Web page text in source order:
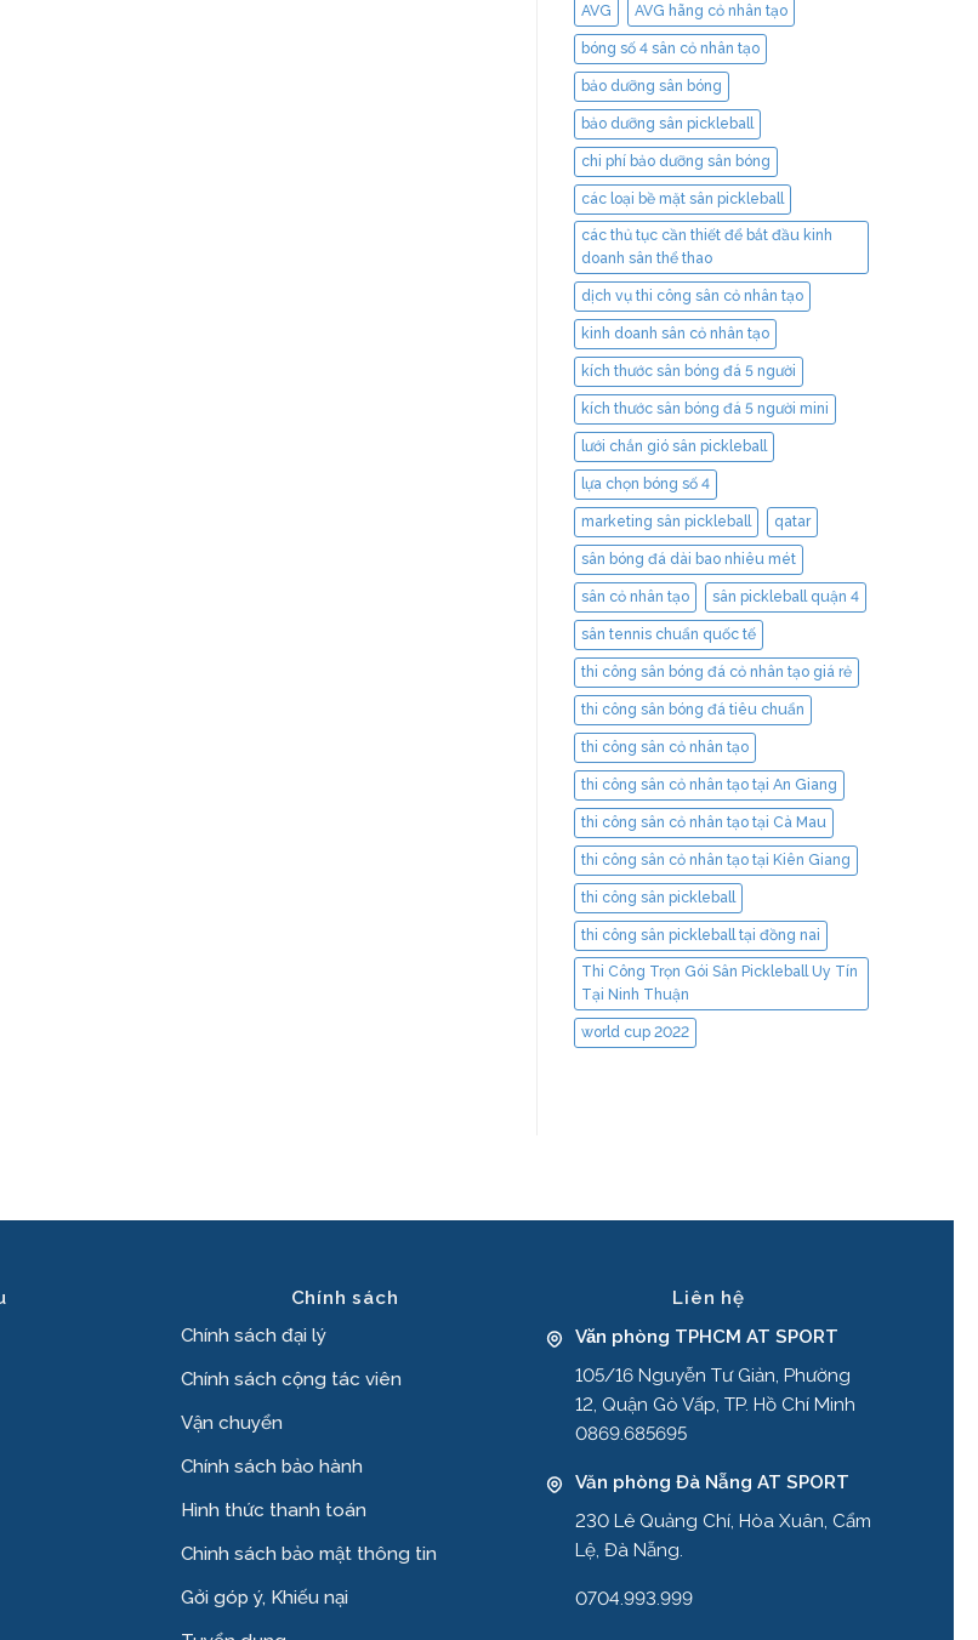
AVG AVG hãng cỏ nhân tạo
bóng số 4 sân cỏ nhân tạo
bảo dưỡng sân bóng
bảo dưỡng sân pickleball
chi phí bảo dưỡng sân bóng
các loại bề mặt sân pickleball
các thủ tục cần thiết để bắt đầu kinh
doanh sân thể thao
dịch vụ thi công sân cỏ nhân tạo
kinh doanh sân cỏ nhân tạo
kích thước sân bóng đá 5 người
kích thước sân bóng đá 5 người mini
lưới chắn gió sân pickleball
lựa chọn bóng số 4
marketing sân pickleball qatar
sân bóng đá dài bao nhiêu mét
sân cỏ nhân tạo sân pickleball quận 4
sân tennis chuẩn quốc tế
thi công sân bóng đá cỏ nhân tạo giá rẻ
thi công sân bóng đá tiêu chuẩn
thi công sân cỏ nhân tạo
thi công sân cỏ nhân tạo tại An Giang
thi công sân cỏ nhân tạo tại Cà Mau
thi công sân cỏ nhân tạo tại Kiên Giang
thi công sân pickleball
thi công sân pickleball tại đồng nai
Thi Công Trọn Gói Sân Pickleball Uy Tín
Tại Ninh Thuận
world cup 2022
Chính sách
Chính sách đại lý
Chính sách cộng tác viên
Vận chuyển
Chính sách bảo hành
Hình thức thanh toán
Chinh sách bảo mật thông tin
Gởi góp ý, Khiếu nại
Liên hệ
Văn phòng TPHCM AT SPORT
105/16 Nguyễn Tư Giản, Phường
12, Quận Gò Vấp, TP. Hồ Chí Minh
0869.685695
Văn phòng Đà Nẵng AT SPORT
230 Lê Quảng Chí, Hòa Xuân, Cẩm
Lệ, Đà Nẵng.
0704.993.999